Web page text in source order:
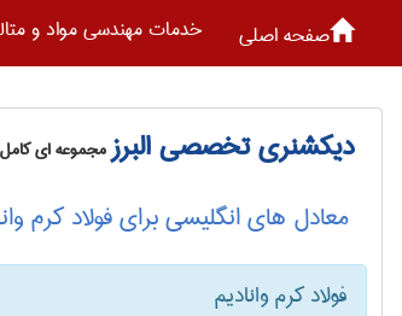
صفحه اصلی خدمات مهندسی مواد و
دیکشنری تخصصی البرزمجموعه ای
معادل های انگلیسی برای فولاد کرم
فولاد کرم وانادیم